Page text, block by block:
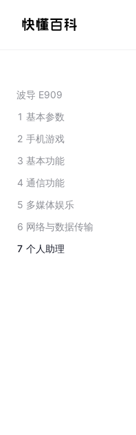
波导 E909
1 基本参数
2 手机游戏
3 基本功能
4 通信功能
5 多媒体娱乐
6 网络与数据传输
7 个人助理